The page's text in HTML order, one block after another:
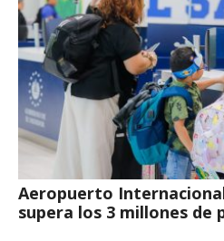
Aeropuerto
supera los 3 millones de